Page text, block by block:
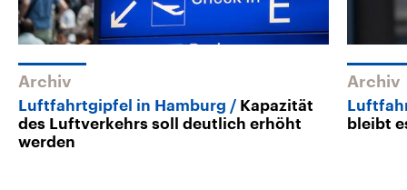
Archiv
Luftfahrtgipfel in Hamburg
Kapazität
des Luftverkehrs soll deutlich erhöht
werden
Archiv
bleibt